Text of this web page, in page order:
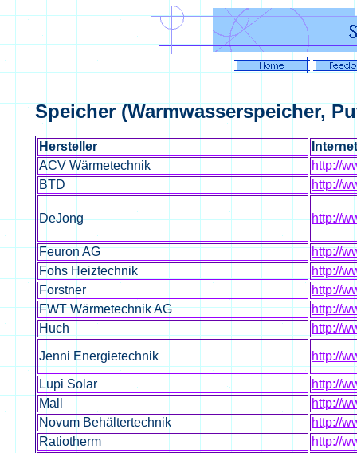
Speicher (Warmwasserspeicher,
Hersteller
ACV Wärmetechnik
http://
BTD
http://
DeJong http://
Feuron AG
http://
Fohs Heiztechnik
http://
Forstner
http://
FWT Wärmetechnik AG
http://
Huch
http://
Jenni Energietechnik http://
Lupi Solar
http://
Mall
http://
Novum Behältertechnik
http://
Ratiotherm
http://